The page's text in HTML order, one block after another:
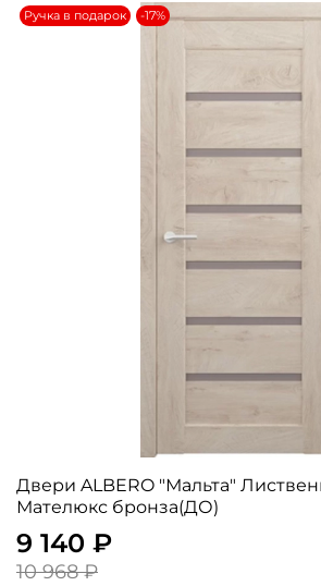
Ручка в подарок -17%
Двери ALBERO "Мальта"
Мателюкс бронза(ДО)
9 140 ₽
10 968 ₽